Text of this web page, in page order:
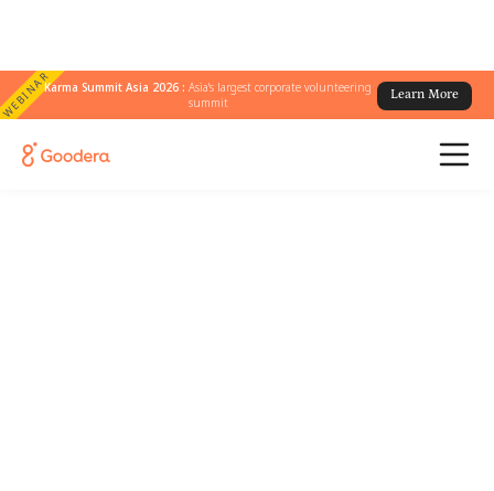
WEBINARKarma Summit Asia 2026 :Asia's largest corporate volunteering
summit
Learn More